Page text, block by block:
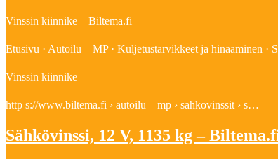
Vinssin kiinnike – Biltema.fi
Etusivu · Autoilu – MP · Kuljetustarvikkeet ja hinaaminen
Vinssin kiinnike
http s://www.biltema.fi › autoilu—mp › sahkovinssit › s…
Sähkövinssi, 12 V, 1135 kg –